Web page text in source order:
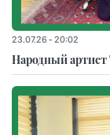
23.07.26 - 20:02
Народный